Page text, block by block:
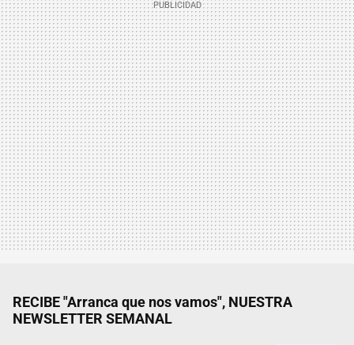
RECIBE "Arranca que nos vamos", NUESTRA
NEWSLETTER SEMANAL